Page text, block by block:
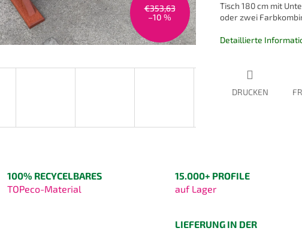
€353,63
–10 %
Tisch 180 cm mit
oder zwei
Detaillierte
DRUCKEN
100% RECYCELBARES
TOPeco-Material
15.000+ PROFILE
auf Lager
LIEFERUNG IN DER